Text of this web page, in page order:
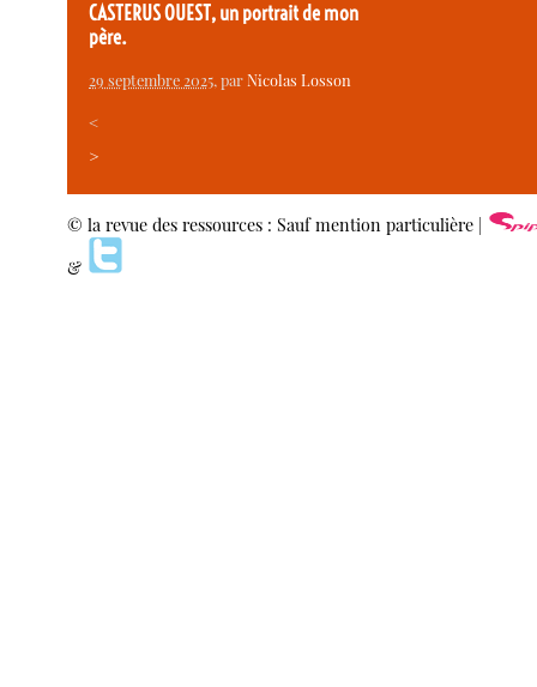
CASTERUS OUEST, un portrait de mon
père.
29 septembre 2025, parNicolas Losson
<
>
© la revue des ressources : Sauf mention particulière |
&